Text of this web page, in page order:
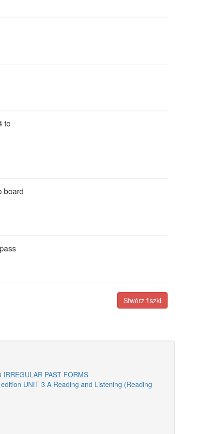
to
board
Stwórz fiszki
PAST FORMS
UNIT 3 A Reading and Listening (Reading